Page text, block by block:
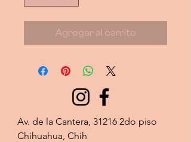
Agregar al carrito
Av. de la Cantera, 31216 2do piso
Chihuahua, Chih